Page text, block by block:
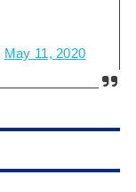
May 11, 2020